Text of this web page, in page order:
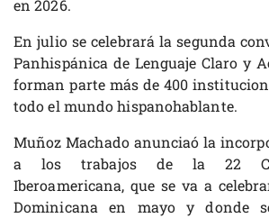
en 2026.
En julio se celebrará la segunda
Panhispánica de Lenguaje Claro y
forman parte más de 400
todo el mundo hispanohablante.
Muñoz Machado anunciaó la
a los trabajos de la 22
Iberoamericana, que se va a
Dominicana en mayo y donde